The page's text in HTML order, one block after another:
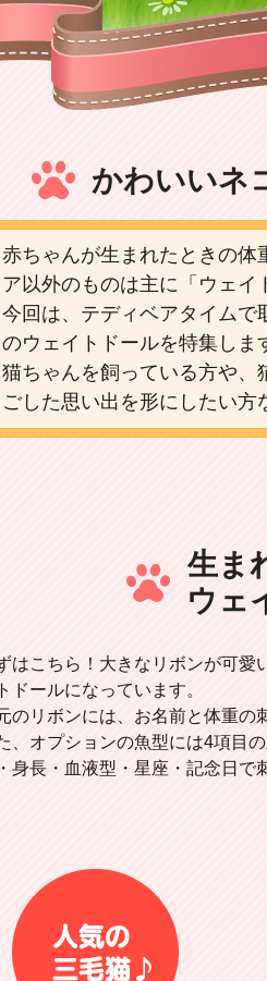
かわいいネ
赤ちゃんが生まれたときの体
ア以外のものは主に「ウェイ
今回は、テディベアタイムで
のウェイトドールを特集しま
猫ちゃんを飼っている方や、
ごした思い出を形にしたい方
生ま
ウェ
はこちら！大きなリボンが可愛
ドールになっています。
のリボンには、お名前と体重の
、オプションの魚型には4項目
身長・血液型・星座・記念日で